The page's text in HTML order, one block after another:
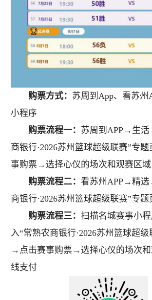
购票方式： 苏周到App、看苏州
小程序
购票流程一： 苏周到APP→生
商银行·2026苏州篮球超级联赛”专
事购票→选择心仪的场次和观赛区
购票流程二： 看苏州APP→精
商银行·2026苏州篮球超级联赛”专题
购票流程三： 扫描名城赛事小
入“常熟农商银行·2026苏州篮球超
→点击赛事购票→选择心仪的场次
线支付